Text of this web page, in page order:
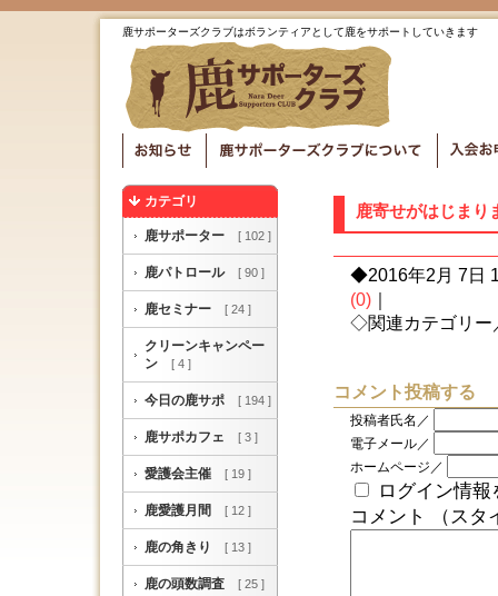
鹿サポーターズクラブはボランティアとして鹿をサポートしていきます
カテゴリ
鹿サポーター [ 102 ]
鹿パトロール [ 90 ]
鹿セミナー [ 24 ]
クリーンキャンペー
ン [ 4 ]
今日の鹿サポ [ 194 ]
鹿サポカフェ [ 3 ]
愛護会主催 [ 19 ]
鹿愛護月間 [ 12 ]
鹿の角きり [ 13 ]
鹿の頭数調査 [ 25 ]
鹿寄せがはじまり
◆2016年2月 7日
(0)
◇関連カテゴリー
コメント投稿する
投稿者氏名／
電子メール／
ホームページ／
ログイン情報
コメント （スタ